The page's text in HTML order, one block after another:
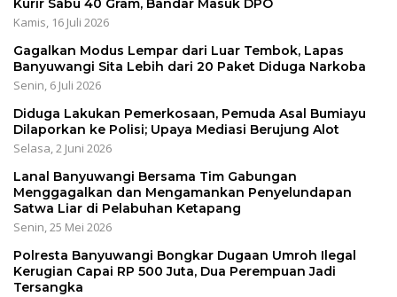
Kurir Sabu 40 Gram, Bandar Masuk DPO
Kamis, 16 Juli 2026
Gagalkan Modus Lempar dari Luar Tembok, Lapas
Banyuwangi Sita Lebih dari 20 Paket Diduga Narkoba
Senin, 6 Juli 2026
Diduga Lakukan Pemerkosaan, Pemuda Asal Bumiayu
Dilaporkan ke Polisi; Upaya Mediasi Berujung Alot
Selasa, 2 Juni 2026
Lanal Banyuwangi Bersama Tim Gabungan
Menggagalkan dan Mengamankan Penyelundapan
Satwa Liar di Pelabuhan Ketapang
Senin, 25 Mei 2026
Polresta Banyuwangi Bongkar Dugaan Umroh Ilegal
Kerugian Capai RP 500 Juta, Dua Perempuan Jadi
Tersangka